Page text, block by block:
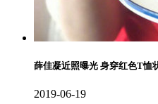
薛佳凝近照曝光 身穿红色T恤
2019-06-19